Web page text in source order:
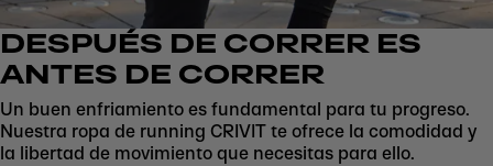
DESPUÉS DE CORRER ES
ANTES DE CORRER
Un buen enfriamiento es fundamental para tu progreso.
Nuestra ropa de running CRIVIT te ofrece la comodidad y
la libertad de movimiento que necesitas para ello.